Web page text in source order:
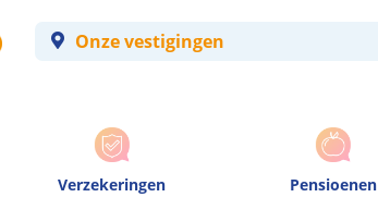
Onze vestigingen
Verzekeringen Pensioenen